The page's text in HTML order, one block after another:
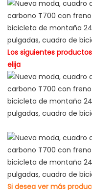
Los siguientes
elija
Si desea ver más